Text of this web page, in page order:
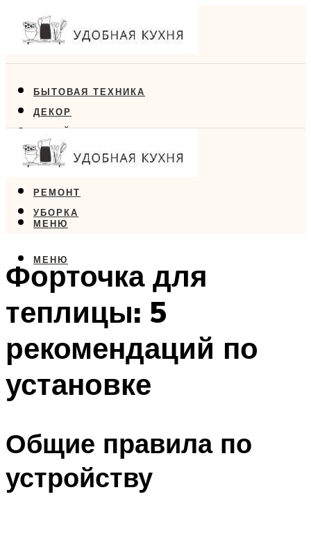
БЫТОВАЯ ТЕХНИКА
ДЕКОР
ДИЗАЙН
ЕДА
РЕМОНТ
УБОРКА
МЕНЮ
МЕНЮ
Форточка для
теплицы: 5
рекомендаций по
установке
Общие правила по
устройству